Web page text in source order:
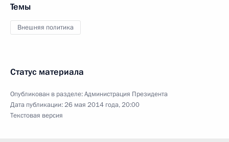
Темы
Внешняя политика
Статус материала
Опубликован в разделе:Администрация Президента
Дата публикации:26 мая 2014 года, 20:00
Текстовая версия